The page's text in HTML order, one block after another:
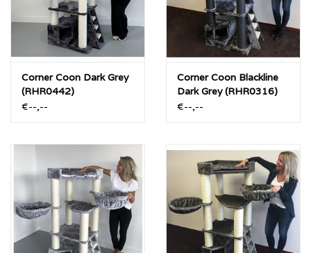
Taupe (Creme Sisal)
Licht Grijs (Creme Sisal)
“Blackline” Licht Grijs (Zwart Sisal)
“Blackline” Donker Grijs (Zwart Sisal)
Corner Coon Dark Grey
(RHR0442)
€--,--
Corner Coon Blackline
Dark Grey (RHR0316)
€--,--